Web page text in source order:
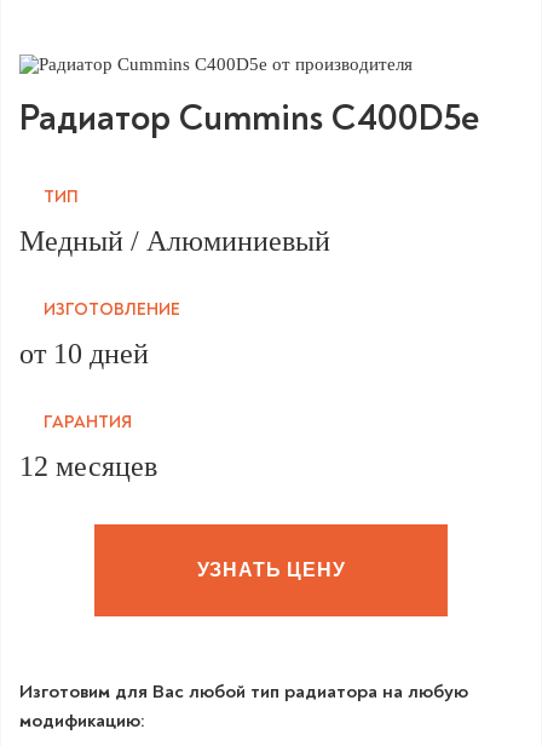
Радиатор Cummins C400D5e
ТИП
Медный / Алюминиевый
ИЗГОТОВЛЕНИЕ
от 10 дней
ГАРАНТИЯ
12 месяцев
УЗНАТЬ ЦЕНУ
Изготовим для Вас любой тип радиатора на любую
модификацию: